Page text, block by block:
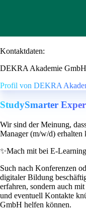
Kontaktdaten:
DEKRA Akademie
Profil von DEKRA
StudySmarter
Wir sind der Meinung,
Manager (m/w/d) erhalten
✨Mach mit bei E-
Such nach Konferenzen
digitaler Bildung
erfahren, sondern auch
und eventuell Kontakte
GmbH helfen können.